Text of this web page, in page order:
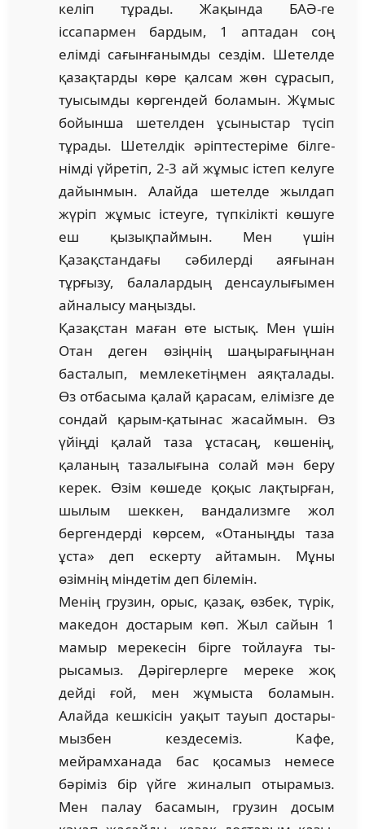
келіп тұрады. Жақында БАӘ-ге
іссапармен бар­дым, 1 аптадан соң
елімді сағынғанымды сездім. Шет­ел­де
қазақтарды көре қалсам жөн сұрасып,
туы­сым­ды көргендей боламын. Жұмыс
бойынша шетелден ұсы­ныстар түсіп
тұрады. Шетелдік әріптестеріме білге­
нім­ді үйретіп, 2-3 ай жұмыс істеп келуге
дайынмын. Алай­да шетелде жылдап
жүріп жұмыс істеуге, түпкілікті көшуге
еш қызықпаймын. Мен үшін
Қазақстандағы сә­билерді аяғынан
тұрғызу, балалардың денсаулығымен
айналысу маңызды.
Қазақстан маған өте ыстық. Мен үшін
Отан деген өзің­нің шаңырағыңнан
басталып, мемлекетіңмен аяқ­талады.
Өз отбасыма қалай қарасам, елімізге де
сондай қа­рым-қатынас жасаймын. Өз
үйіңді қалай таза ұстасаң, көшенің,
қаланың тазалығына солай мән беру
керек. Өзім көшеде қоқыс лақтырған,
шылым шеккен, ван­да­лизмге жол
бергендерді көрсем, «Отаныңды таза
ұста» деп ескерту айтамын. Мұны
өзімнің міндетім деп білемін.
Менің грузин, орыс, қазақ, өзбек, түрік,
македон дос­тарым көп. Жыл сайын 1
мамыр мерекесін бірге тойлауға ты­
рысамыз. Дәрігерлерге мереке жоқ
дейді ғой, мен жұмыста боламын.
Алайда кешкісін уақыт тауып дос­та­ры­
мызбен кездесеміз. Кафе,
мейрамханада бас қосамыз не­месе
бәріміз бір үйге жиналып отырамыз.
Мен палау ба­самын, грузин досым